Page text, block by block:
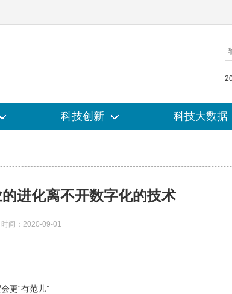
科技创新
科技创新 科技大数据
科技大数据
进化离不开数字化的技术
时间：2020-09-01
更“有范儿”